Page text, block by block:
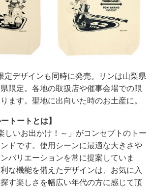
定デザインも同時に発売。リンは山梨県
限定。各地の取扱店や催事会場での限
ます。聖地に出向いた時のお土産に。
トートとは】
しいお出かけ！～」がコンセプトのトー
ドです。使用シーンに最適な大きさや
バリエーションを常に提案していま
な機能を備えたデザインは、お気に入
す楽しさを幅広い年代の方に感じて頂